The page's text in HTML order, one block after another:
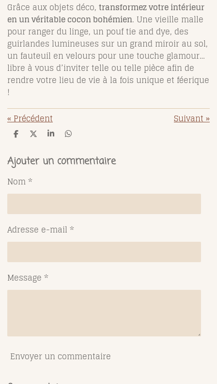
Grâce aux objets déco, transformez votre intérieur
en un véritable cocon bohémien. Une vieille malle
pour ranger du linge, un pouf tie and dye, des
guirlandes lumineuses sur un grand miroir au sol,
un fauteuil en velours pour une touche glamour…
libre à vous d’inviter telle ou telle pièce afin de
rendre votre lieu de vie à la fois unique et féerique
!
«Précédent Suivant»
P
t
a
e
r
P
t
a
r
P
t
a
r
P
t
a
r
Ajouter un commentaire
Nom *
Adresse e-mail *
Message *
Envoyer un commentaire